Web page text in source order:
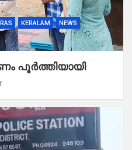
KERALAM
NEWS
പൂർത്തിയായി